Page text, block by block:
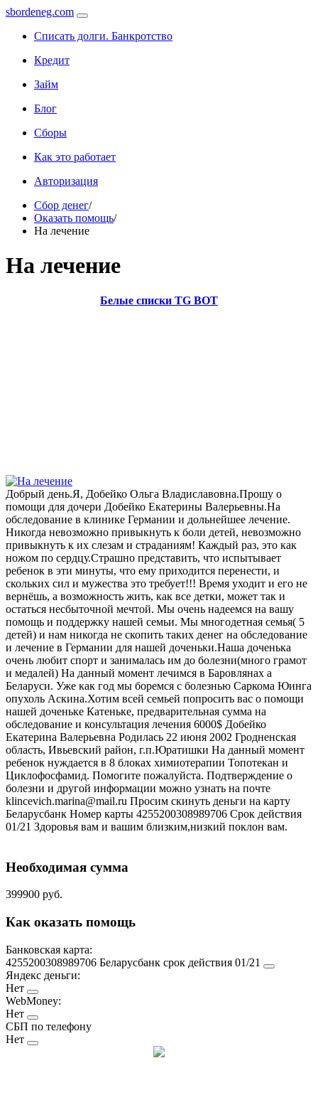
sbordeneg.com
Списать долги. Банкротство
Кредит
Займ
Блог
Сборы
Как это работает
Авторизация
Сбор денег/
Оказать помощь/
На лечение
На лечение
Белые списки TG BOT
Добрый день.Я, Добейко Ольга Владиславовна.Прошу о
помощи для дочери Добейко Екатерины Валерьевны.На
обследование в клинике Германии и дольнейшее лечение.
Никогда невозможно привыкнуть к боли детей, невозможно
привыкнуть к их слезам и страданиям! Каждый раз, это как
ножом по сердцу.Страшно представить, что испытывает
ребенок в эти минуты, что ему приходится перенести, и
скольких сил и мужества это требует!!! Время уходит и его не
вернёшь, а возможность жить, как все детки, может так и
остаться несбыточной мечтой. Мы очень надеемся на вашу
помощь и поддержку нашей семьи. Мы многодетная семья( 5
детей) и нам никогда не скопить таких денег на обследование
и лечение в Германии для нашей доченьки.Наша доченька
очень любит спорт и занималась им до болезни(много грамот
и медалей) На данный момент лечимся в Баровлянах а
Беларуси. Уже как год мы боремся с болезнью Саркома Юинга
опухоль Аскина.Хотим всей семьей попросить вас о помощи
нашей доченьке Катеньке, предварительная сумма на
обследование и консультация лечения 6000$ Добейко
Екатерина Валерьевна Родилась 22 июня 2002 Гродненская
область, Ивьевский район, г.п.Юратишки На данный момент
ребенок нуждается в 8 блоках химиотерапии Топотекан и
Циклофосфамид. Помогите пожалуйста. Подтверждение о
болезни и другой информации можно узнать на почте
klincevich.marina@mail.ru Просим скинуть деньги на карту
Беларусбанк Номер карты 4255200308989706 Срок действия
01/21 Здоровья вам и вашим близким,низкий поклон вам.
Необходимая сумма
399900 руб.
Как оказать помощь
Банковская карта:
4255200308989706 Беларусбанк срок действия 01/21
Яндекс деньги:
Нет
WebMoney:
Нет
СБП по телефону
Нет